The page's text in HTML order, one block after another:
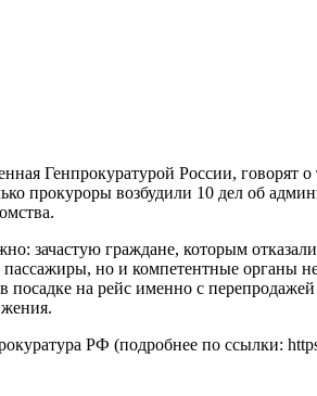
Генпрокуратурой России, говорят
прокуроры возбудили 10 дел об
граждане, которым отказали
но и компетентные органы
посадке на рейс именно с
РФ (подробнее по ссылки: